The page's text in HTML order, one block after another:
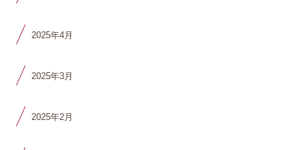
2025年4月
2025年3月
2025年2月